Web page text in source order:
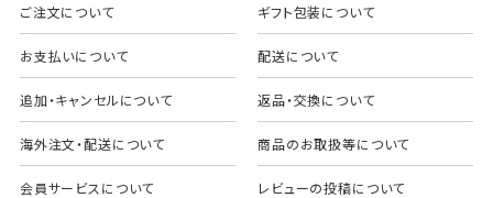
ご注文について ギフト包装について
お支払いについて 配送について
追加・キャンセルについて 返品・交換について
海外注文・配送について 商品のお取扱等について
会員サービスについて レビューの投稿について